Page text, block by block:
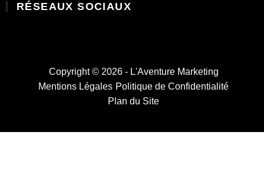
RÉSEAUX SOCIAUX
Copyright © 2026 - L'Aventure Marketing
Mentions Légales Politique de Confidentialité
Plan du Site